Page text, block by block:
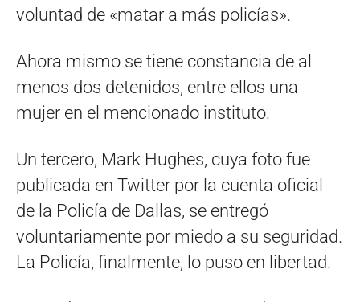
voluntad de «matar a más policías».
Ahora mismo se tiene constancia de al
menos dos detenidos, entre ellos una
mujer en el mencionado instituto.
Un tercero, Mark Hughes, cuya foto fue
publicada en Twitter por la cuenta oficial
de la Policía de Dallas, se entregó
voluntariamente por miedo a su seguridad.
La Policía, finalmente, lo puso en libertad.